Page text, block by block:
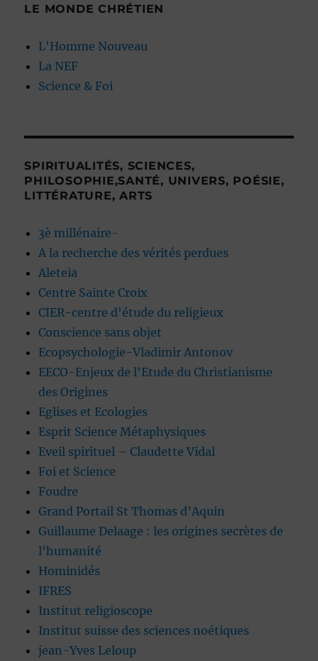
LE MONDE CHRÉTIEN
L'Homme Nouveau
La NEF
Science & Foi
SPIRITUALITÉS, SCIENCES,
PHILOSOPHIE,SANTÉ, UNIVERS, POÉSIE,
LITTÉRATURE, ARTS
3è millénaire-
A la recherche des vérités perdues
Aleteia
Centre Sainte Croix
CIER-centre d'étude du religieux
Conscience sans objet
Ecopsychologie-Vladimir Antonov
EECO-Enjeux de l'Etude du Christianisme
des Origines
Eglises et Ecologies
Esprit Science Métaphysiques
Eveil spirituel – Claudette Vidal
Foi et Science
Foudre
Grand Portail St Thomas d'Aquin
Guillaume Delaage : les origines secrètes de
l'humanité
Hominidés
IFRES
Institut religioscope
Institut suisse des sciences noétiques
jean-Yves Leloup